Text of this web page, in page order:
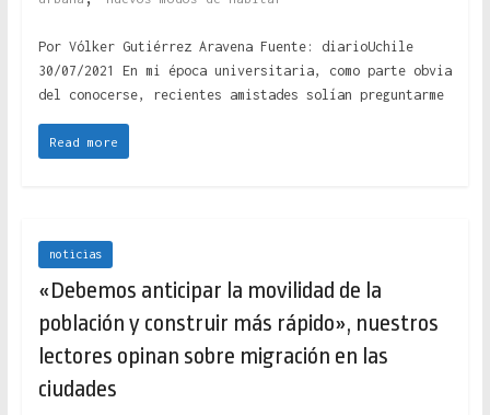
Por Vólker Gutiérrez Aravena Fuente: diarioUchile
30/07/2021 En mi época universitaria, como parte obvia
del conocerse, recientes amistades solían preguntarme
Read more
noticias
«Debemos anticipar la movilidad de la
población y construir más rápido», nuestros
lectores opinan sobre migración en las
ciudades